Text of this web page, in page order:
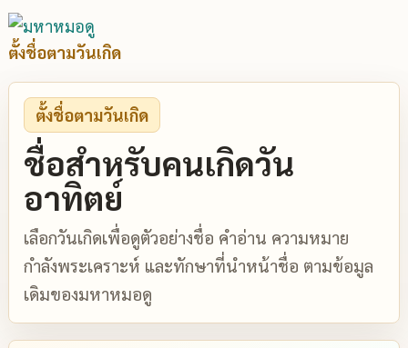
ตั้งชื่อตามวันเกิด
ตั้งชื่อตามวันเกิด
ชื่อสำหรับคนเกิดวัน
อาทิตย์
เลือกวันเกิดเพื่อดูตัวอย่างชื่อ คำอ่าน ความหมาย
กำลังพระเคราะห์ และทักษาที่นำหน้าชื่อ ตามข้อมูล
เดิมของมหาหมอดู